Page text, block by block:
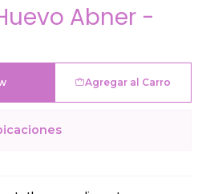
Abner -
Agregar al Carro